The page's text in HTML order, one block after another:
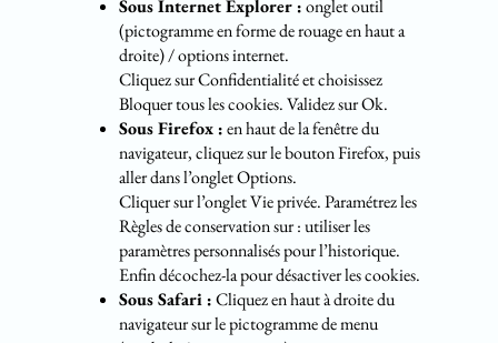
Sous Internet Explorer :onglet outil
(pictogramme en forme de rouage en haut a
droite) / options internet.
Cliquez sur Confidentialité et choisissez
Bloquer tous les cookies. Validez sur Ok.
Sous Firefox :en haut de la fenêtre du
navigateur, cliquez sur le bouton Firefox, puis
aller dans l’onglet Options.
Cliquer sur l’onglet Vie privée. Paramétrez les
Règles de conservation sur : utiliser les
paramètres personnalisés pour l’historique.
Enfin décochez-la pour désactiver les cookies.
Sous Safari :Cliquez en haut à droite du
navigateur sur le pictogramme de menu